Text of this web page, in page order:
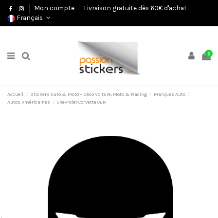
Mon compte
Livraison gratuite dès 60€ d'achat
Français
0
Accueil Stickers Auto & Moto – Déco Voiture, Moto & Racing
Marques Auto
Autos Américaines
Chevrolet Corvette C6R